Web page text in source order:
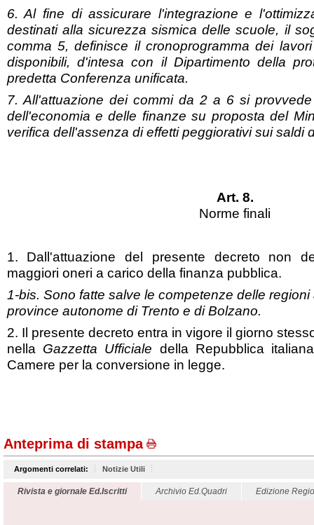
6. Al fine di assicurare l'integrazione e
destinati alla sicurezza sismica delle scuole, il
comma 5, definisce il cronoprogramma dei
disponibili, d'intesa con il Dipartimento della
predetta Conferenza unificata.
7. All'attuazione dei commi da 2 a 6 si
dell'economia e delle finanze su proposta del
verifica dell'assenza di effetti peggiorativi sui saldi
Art. 8.
Norme finali
1. Dall'attuazione del presente decreto non
maggiori oneri a carico della finanza pubblica.
1-bis. Sono fatte salve le competenze delle
province autonome di Trento e di Bolzano.
2. Il presente decreto entra in vigore il giorno
nella Gazzetta Ufficiale della Repubblica
Camere per la conversione in legge.
Anteprima di stampa
Argomenti correlati: Notizie Utili
Rivista e giornale Ed.Iscritti Archivio Ed.Quadri Edizione